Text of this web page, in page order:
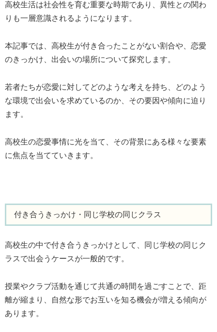
高校生活は社会性を育む重要な時期であり、異性との関わ
りも一層意識されるようになります。
本記事では、高校生が付き合ったことがない割合や、恋愛
のきっかけ、出会いの場所について探究します。
若者たちが恋愛に対してどのような考えを持ち、どのよう
な環境で出会いを求めているのか、その要因や傾向に迫り
ます。
高校生の恋愛事情に光を当て、その背景にある様々な要素
に焦点を当てていきます。
付き合うきっかけ・同じ学校の同じクラス
高校生の中で付き合うきっかけとして、同じ学校の同じク
ラスで出会うケースが一般的です。
授業やクラブ活動を通じて共通の時間を過ごすことで、距
離が縮まり、自然な形でお互いを知る機会が増える傾向が
あります。